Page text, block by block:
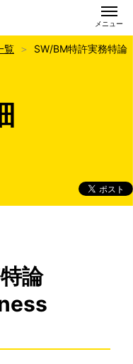
メニュー
覧 SW/BM特許実務特論
論